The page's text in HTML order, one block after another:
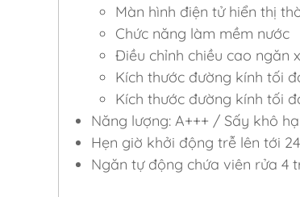
Màn hình điện tử hiển thị
Chức năng làm mềm nước
Điều chỉnh chiều cao ngăn
Kích thước đường kính tối
Kích thước đường kính tối
Năng lượng: A+++ / Sấy khô
Hẹn giờ khởi động trễ lên tới
Ngăn tự động chứa viên rửa 4